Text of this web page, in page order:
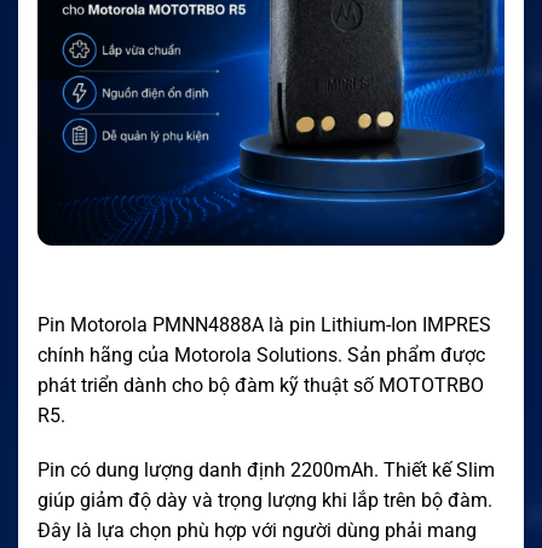
Pin Motorola PMNN4888A là pin Lithium-Ion IMPRES
chính hãng của Motorola Solutions. Sản phẩm được
phát triển dành cho bộ đàm kỹ thuật số MOTOTRBO
R5.
Pin có dung lượng danh định 2200mAh. Thiết kế Slim
giúp giảm độ dày và trọng lượng khi lắp trên bộ đàm.
Đây là lựa chọn phù hợp với người dùng phải mang